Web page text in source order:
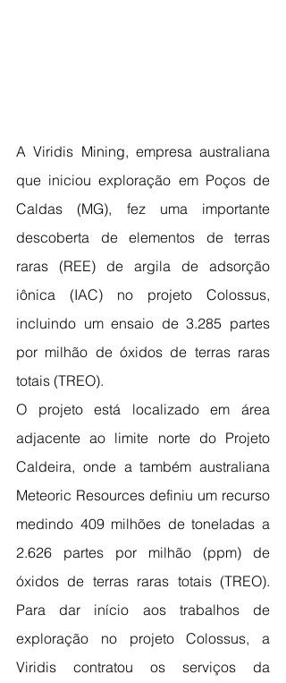
A Viridis Mining, empresa australiana
que iniciou exploração em Poços de
Caldas (MG), fez uma importante
descoberta de elementos de terras
raras (REE) de argila de adsorção
iônica (IAC) no projeto Colossus,
incluindo um ensaio de 3.285 partes
por milhão de óxidos de terras raras
totais (TREO).
O projeto está localizado em área
adjacente ao limite norte do Projeto
Caldeira, onde a também australiana
Meteoric Resources definiu um recurso
medindo 409 milhões de toneladas a
2.626 partes por milhão (ppm) de
óxidos de terras raras totais (TREO).
Para dar início aos trabalhos de
exploração no projeto Colossus, a
Viridis contratou os serviços da